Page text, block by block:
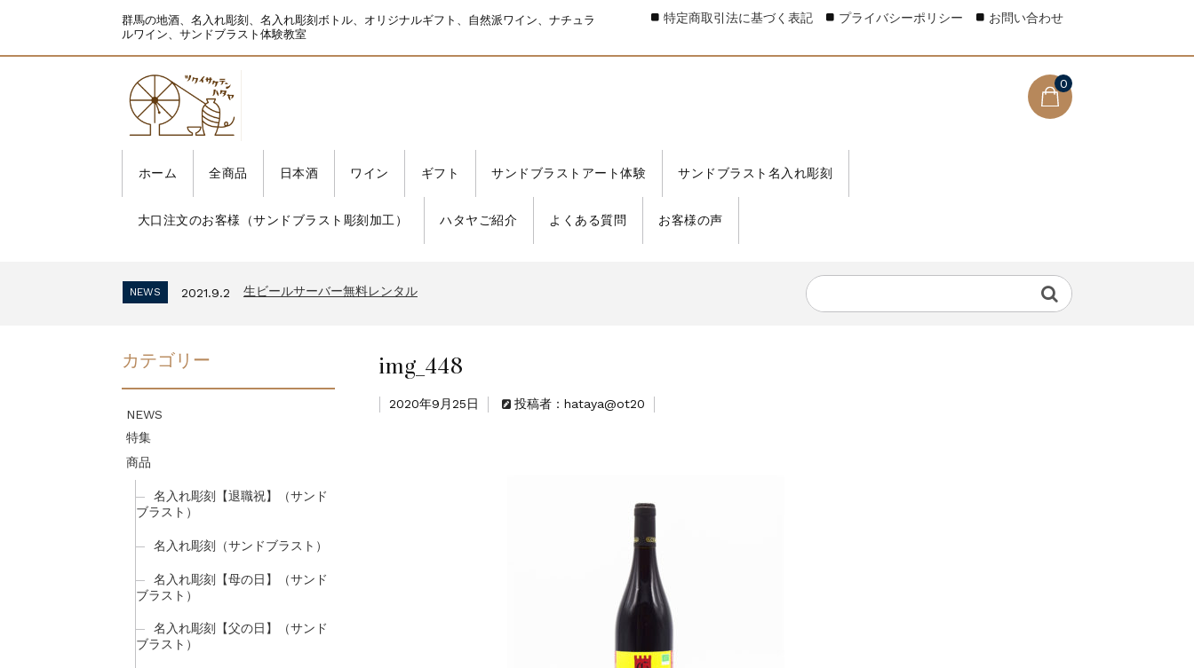
群馬の地酒、名入れ彫刻、名入れ彫刻ボトル、オリジナルギフト、自然派ワイン、ナチュラ
ルワイン、サンドブラスト体験教室
0
ホーム 全商品 日本酒 ワイン ギフト サンドブラストアート体験 サンドブラスト名入れ彫刻
大口注文のお客様（サンドブラスト彫刻加工） ハタヤご紹介 よくある質問 お客様の声
特定商取引法に基づく表記 プライバシーポリシー お問い合わせ
NEWS 2021.9.2 生ビールサーバー無料レンタル
img_448
2020年9月25日 投稿者：hataya@ot20
カテゴリー
NEWS
特集
商品
名入れ彫刻【退職祝】（サンド
ブラスト）
名入れ彫刻（サンドブラスト）
名入れ彫刻【母の日】（サンド
ブラスト）
名入れ彫刻【父の日】（サンド
ブラスト）